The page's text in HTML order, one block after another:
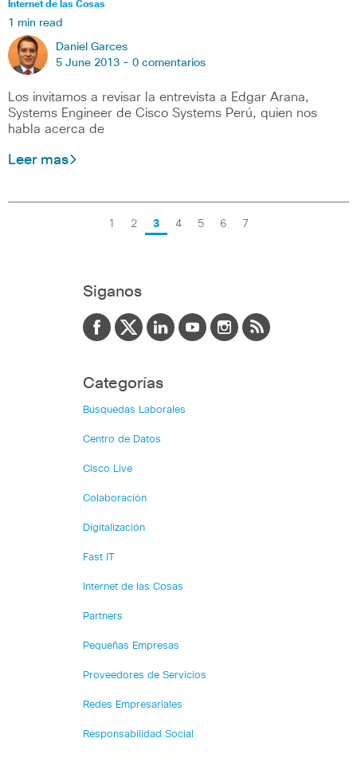
Internet de las Cosas
1 min read
Daniel Garces
5 June 2013 - 0 comentarios
Los invitamos a revisar la entrevista a Edgar Arana,
Systems Engineer de Cisco Systems Perú, quien nos
habla acerca de
Leer mas
1 2 3 4 5 6 7
Siganos
Categorías
Búsquedas Laborales
Centro de Datos
Cisco Live
Colaboración
Digitalización
Fast IT
Internet de las Cosas
Partners
Pequeñas Empresas
Proveedores de Servicios
Redes Empresariales
Responsabilidad Social